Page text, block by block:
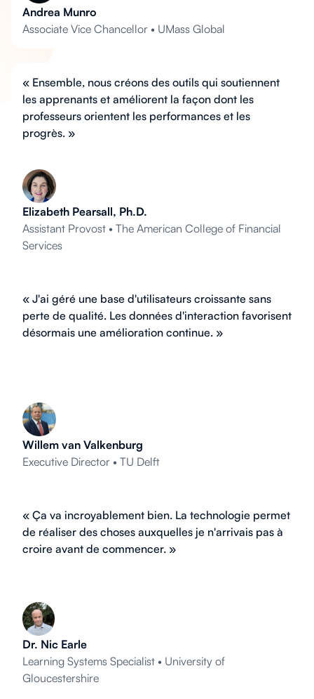
Andrea Munro
Associate Vice Chancellor • UMass Global
« Ensemble, nous créons des outils qui soutiennent
les apprenants et améliorent la façon dont les
professeurs orientent les performances et les
progrès. »
Elizabeth Pearsall, Ph.D.
Assistant Provost • The American College of Financial
Services
« J'ai géré une base d'utilisateurs croissante sans
perte de qualité. Les données d'interaction favorisent
désormais une amélioration continue. »
Willem van Valkenburg
Executive Director • TU Delft
« Ça va incroyablement bien. La technologie permet
de réaliser des choses auxquelles je n'arrivais pas à
croire avant de commencer. »
Dr. Nic Earle
Learning Systems Specialist • University of
Gloucestershire